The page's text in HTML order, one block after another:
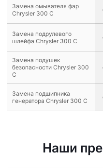
Замена омывателя фар
Chrysler 300 C
Замена подрулевого
шлейфа Chrysler 300 C
Замена подушек
безопасности Chrysler 300
C
Замена подшипника
генератора Chrysler 300 C
Наши